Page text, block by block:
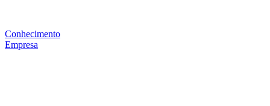
Conhecimento
Empresa